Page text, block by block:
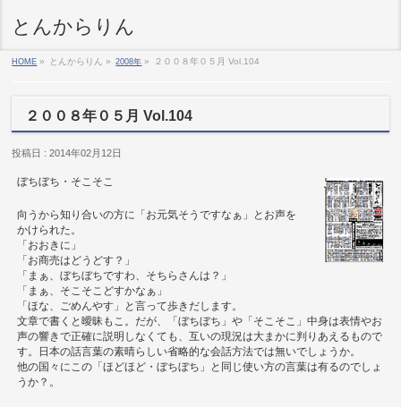
とんからりん
HOME » とんからりん » 2008年 » ２００８年０５月 Vol.104
２００８年０５月 Vol.104
投稿日 : 2014年02月12日
ぼちぼち・そこそこ
向うから知り合いの方に「お元気そうですなぁ」とお声を
かけられた。
「おおきに」
「お商売はどうどす？」
「まぁ、ぼちぼちですわ、そちらさんは？」
「まぁ、そこそこどすかなぁ」
「ほな、ごめんやす」と言って歩きだします。
文章で書くと曖昧もこ。だが、「ぼちぼち」や「そこそこ」中身は表情やお
声の響きで正確に説明しなくても、互いの現況は大まかに判りあえるもので
す。日本の話言葉の素晴らしい省略的な会話方法では無いでしょうか。
他の国々にこの「ほどほど・ぼちぼち」と同じ使い方の言葉は有るのでしょ
うか？。